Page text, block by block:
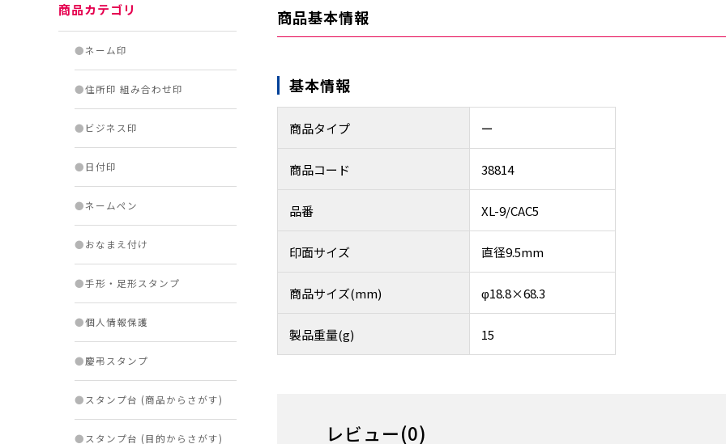
商品カテゴリ
●ネーム印
●住所印 組み合わせ印
●ビジネス印
●日付印
●ネームペン
●おなまえ付け
●手形・足形スタンプ
●個人情報保護
●慶弔スタンプ
● スタンプ台 (商品からさがす)
● スタンプ台 (目的からさがす)
商品基本情報
基本情報
商品タイプ ー
商品コード 38814
品番 XL-9/CAC5
印面サイズ 直径9.5mm
商品サイズ(mm) φ18.8×68.3
製品重量(g) 15
レビュー(0)